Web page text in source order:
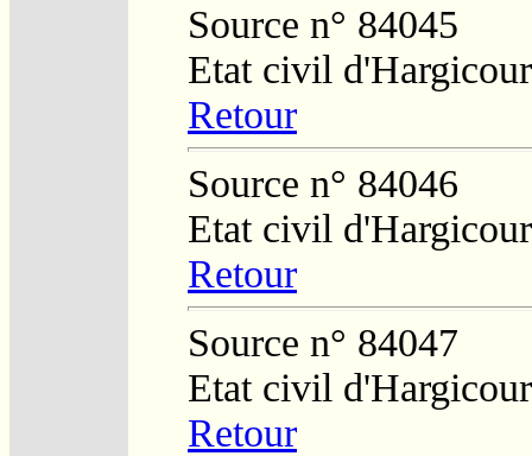
Source n° 84045
Etat civil
Retour
Source n° 84046
Etat civil
Retour
Source n° 84047
Etat civil
Retour